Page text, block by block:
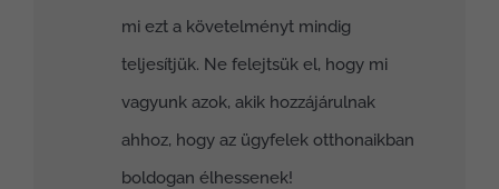
mi ezt a követelményt mindig
teljesítjük. Ne felejtsük el, hogy mi
vagyunk azok, akik hozzájárulnak
ahhoz, hogy az ügyfelek otthonaikban
boldogan élhessenek!